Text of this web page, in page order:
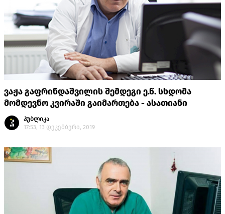
ვაჟა გაფრინდაშვილის შემდეგი ე.წ. სხდომა
მომდევნო კვირაში გაიმართება - ასათიანი
პუბლიკა
17:53, 13 დეკემბერი, 2019